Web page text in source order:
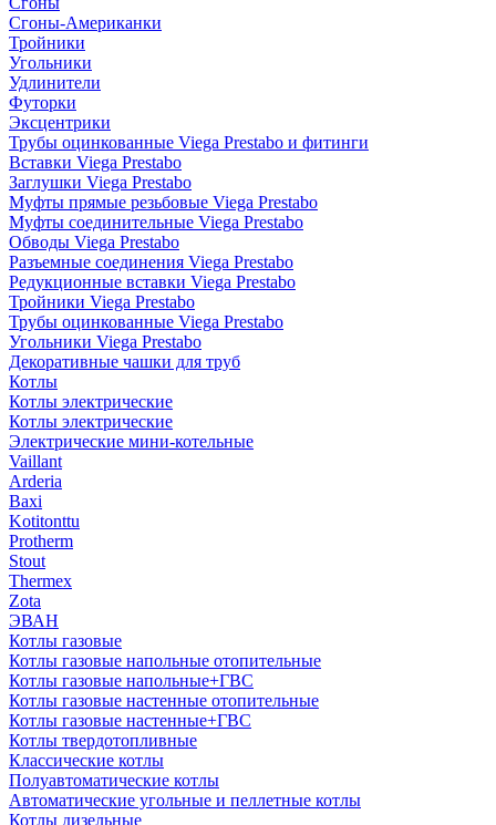
Сгоны-Американки
Тройники
Угольники
Удлинители
Футорки
Эксцентрики
Трубы оцинкованные Viega Prestabo и фитинги
Вставки Viega Prestabo
Заглушки Viega Prestabo
Муфты прямые резьбовые Viega Prestabo
Муфты соединительные Viega Prestabo
Обводы Viega Prestabo
Разъемные соединения Viega Prestabo
Редукционные вставки Viega Prestabo
Тройники Viega Prestabo
Трубы оцинкованные Viega Prestabo
Угольники Viega Prestabo
Декоративные чашки для труб
Котлы
Котлы электрические
Котлы электрические
Электрические мини-котельные
Vaillant
Arderia
Baxi
Kotitonttu
Protherm
Stout
Thermex
Zota
ЭВАН
Котлы газовые
Котлы газовые напольные отопительные
Котлы газовые напольные+ГВС
Котлы газовые настенные отопительные
Котлы газовые настенные+ГВС
Котлы твердотопливные
Классические котлы
Полуавтоматические котлы
Автоматические угольные и пеллетные котлы
Котлы дизельные